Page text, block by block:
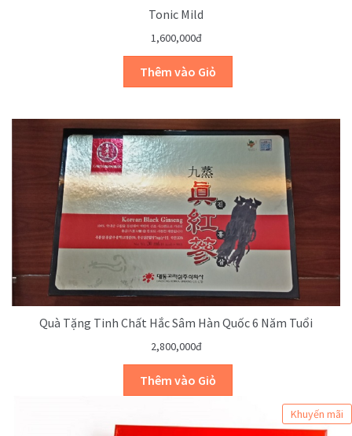
Tonic Mild
1,600,000đ
Quà Tặng Tinh Chất Hắc Sâm Hàn Quốc 6 Năm Tuổi
2,800,000đ
Khuyến mãi